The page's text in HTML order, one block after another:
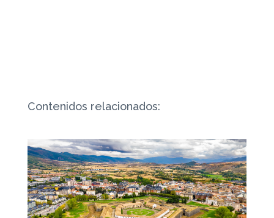
Contenidos relacionados: